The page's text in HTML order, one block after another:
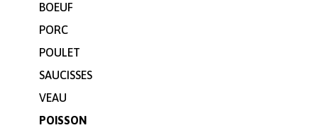
BOEUF
PORC
POULET
SAUCISSES
VEAU
POISSON